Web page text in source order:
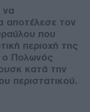
να
αποτέλεσε τον
που
περιοχή της
ο Πολωνός
κατά την
περιστατικού.